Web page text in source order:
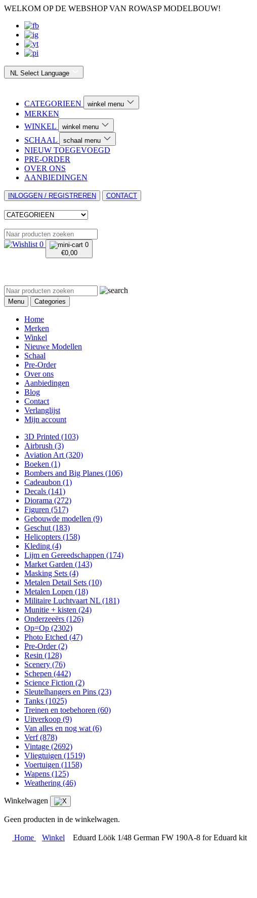
WELKOM OP DE WEBSHOP VAN ROWASP MODELBOUW!
NL Select Language
CATEGORIEEN winkel menu
MERKEN
WINKEL
winkel menu
SCHAAL schaal menu
NIEUW TOEGEVOEGD
PRE-ORDER
OVER ONS
AANBIEDINGEN
INLOGGEN / REGISTREREN CONTACT
0
0
€0,00
Menu Categories
Home
Merken
Winkel
Nieuwe Modellen
Schaal
Pre-Order
Over ons
Aanbiedingen
Blog
Contact
Verlanglijst
Mijn account
3D Printed (103)
Airbrush (3)
Aviation Art (320)
Boeken (1)
Bombers and Big Planes (106)
Cadeaubon (1)
Decals (141)
Diorama (272)
Figuren (517)
Gebouwde modellen (9)
Geschut (183)
Helicopters (158)
Kleding (4)
Lijm en Gereedschappen (174)
Market Garden (143)
Masking Sets (4)
Metalen Detail Sets (10)
Metalen Lopen (18)
Militaire Luchtvaart NL (181)
Munitie + kisten (24)
Onderzeeërs (126)
Op=Op (2302)
Photo Etched (47)
Pre-Order (2)
Resin (128)
Scenery (76)
Schepen (442)
Science Fiction (2)
Sleutelhangers en Pins (23)
Tanks (1025)
Treinen en toebehoren (60)
Uitverkoop (9)
Van alles en nog wat (6)
Verf (878)
Vintage (2692)
Vliegtuigen (1519)
Voertuigen (1158)
Wapens (125)
Weathering (46)
Winkelwagen
Geen producten in de winkelwagen.
Home Winkel Eduard Löök 1/48 German FW 190A-8 for Eduard kit